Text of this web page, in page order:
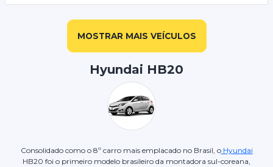
MOSTRAR MAIS VEÍCULOS
Hyundai HB20
Consolidado como o 8º carro mais emplacado no Brasil, oHyundai
HB20 foi o primeiro modelo brasileiro da montadora sul-coreana,